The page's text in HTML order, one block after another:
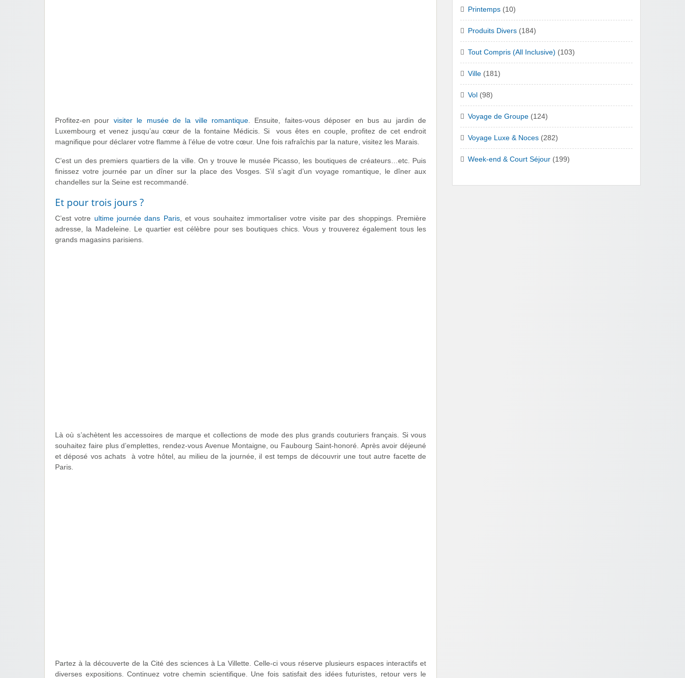
Profitez-en pour visiter le musée de la ville romantique. Ensuite, faites-vous déposer en bus au jardin de
Luxembourg et venez jusqu’au cœur de la fontaine Médicis. Si vous êtes en couple, profitez de cet endroit
magnifique pour déclarer votre flamme à l’élue de votre cœur. Une fois rafraîchis par la nature, visitez les Marais.
C’est un des premiers quartiers de la ville. On y trouve le musée Picasso, les boutiques de créateurs…etc. Puis
finissez votre journée par un dîner sur la place des Vosges. S’il s’agit d’un voyage romantique, le dîner aux
chandelles sur la Seine est recommandé.
Et pour trois jours ?
C’est votre ultime journée dans Paris, et vous souhaitez immortaliser votre visite par des shoppings. Première
adresse, la Madeleine. Le quartier est célèbre pour ses boutiques chics. Vous y trouverez également tous les
grands magasins parisiens.
Là où s’achètent les accessoires de marque et collections de mode des plus grands couturiers français. Si vous
souhaitez faire plus d’emplettes, rendez-vous Avenue Montaigne, ou Faubourg Saint-honoré. Après avoir déjeuné
et déposé vos achats à votre hôtel, au milieu de la journée, il est temps de découvrir une tout autre facette de
Paris.
Partez à la découverte de la Cité des sciences à La Villette. Celle-ci vous réserve plusieurs espaces interactifs et
diverses expositions. Continuez votre chemin scientifique. Une fois satisfait des idées futuristes, retour vers le
Printemps (10)
Produits Divers (184)
Tout Compris (All Inclusive) (103)
Ville (181)
Vol (98)
Voyage de Groupe (124)
Voyage Luxe & Noces (282)
Week-end & Court Séjour (199)